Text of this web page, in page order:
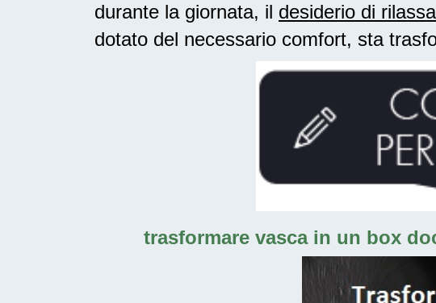
durante la giornata, il desiderio di
dotato del necessario comfort, sta
trasformare vasca in un box